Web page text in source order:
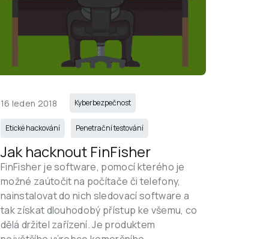
16 leden 2018 Kyberbezpečnost
Etické hackování Penetrační testování
Jak hacknout FinFisher
FinFisher je software, pomocí kterého je
možné zaútočit na počítače či telefony,
nainstalovat do nich sledovací software a
tak získat dlouhodobý přístup ke všemu, co
dělá držitel zařízení. Je produktem